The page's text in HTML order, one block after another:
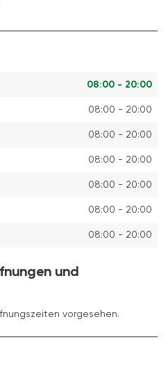
08:00 - 20:00
08:00 - 20:00
08:00 - 20:00
08:00 - 20:00
08:00 - 20:00
08:00 - 20:00
08:00 - 20:00
und
vorgesehen.